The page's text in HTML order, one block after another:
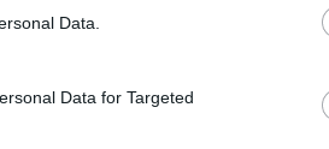
Data.
Data for Targeted
podría estar